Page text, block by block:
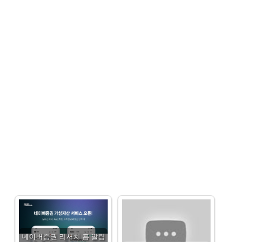
네이버증권 리서치 홈 알림